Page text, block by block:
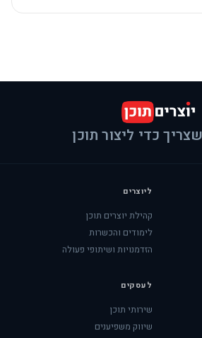
כדי ליצור תוכן
ליוצרים
קהילת יוצרים תוכן
לימודים והכשרות
הזדמנויות ושיתופי פעולה
לעסקים
שירותי תוכן
שיווק משפיענים